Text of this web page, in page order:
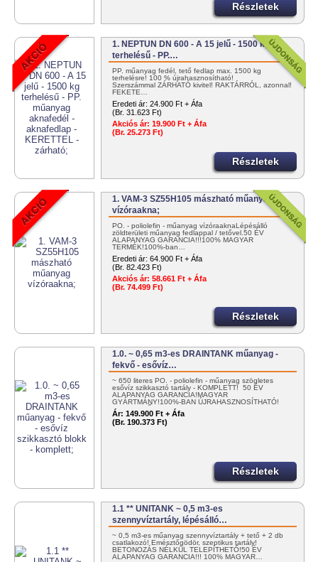
Részletek
1. NEPTUN DN 600 - A 15 jelű - 1500 kg
terhelésű - PP.…
PP. műanyag fedél, tető fedlap max. 1500 kg
terhelésre! 100 % újrahasznosítható!
Szerszámmal ZÁRHATÓ kivitel! RAKTÁRRÓL, azonnal!
FEKETE…
Eredeti ár: 24.900 Ft + Áfa
(Br. 31.623 Ft)
Akciós ár: 19.900 Ft + Áfa
(Br. 25.273 Ft)
Részletek
1. VAM-3 SZ55H105 mászható műanyag
vízóraakna;
PO. - poliolefin - műanyag vízóraaknaLépésálló
zöldterületi műanyag fedlappal / tetővel.50 ÉV
ALAPANYAG GARANCIA!!!100% MAGYAR
TERMÉK!100%-ban…
Eredeti ár: 64.900 Ft + Áfa
(Br. 82.423 Ft)
Akciós ár: 58.661 Ft + Áfa
(Br. 74.499 Ft)
Részletek
1.0. ~ 0,65 m3-es DRAINTANK műanyag -
fekvő - esővíz…
~ 650 literes PO. - poliolefin - műanyag szögletes
esővíz szikkasztó tartály - KOMPLETT! 50 ÉV
ALAPANYAG GARANCIA!MAGYAR
GYÁRTMÁNY!100%-BAN ÚJRAHASZNOSÍTHATÓ!
EGYSZERŰEN…
Ár: 149.900 Ft + Áfa
(Br. 190.373 Ft)
Részletek
1.1 ** UNITANK ~ 0,5 m3-es
szennyvíztartály, lépésálló…
~ 0,5 m3-es műanyag szennyvíztartály + tető + 2 db
csatlakozó! Emésztőgödör, szeptikus tartály!
BETONOZÁS NÉLKÜL TELEPÍTHETŐ!50 ÉV
ALAPANYAG GARANCIA!!! 100% MAGYAR…